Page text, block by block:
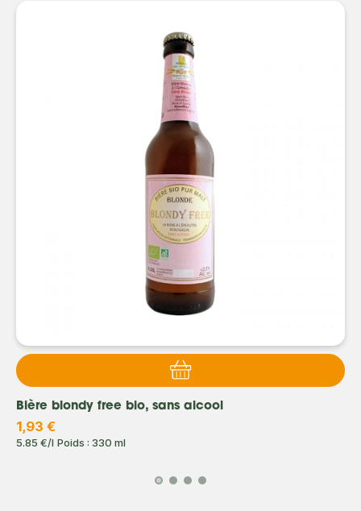
Bière blondy free bio, sans alcool
1,93 €
5.85 €/l Poids : 330 ml